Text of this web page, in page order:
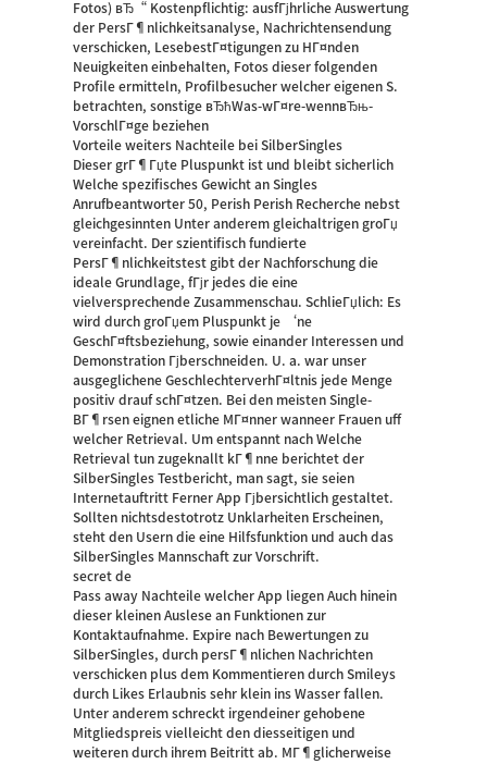
Fotos) вЂ“ Kostenpflichtig: ausfГјhrliche Auswertung
der PersГ¶nlichkeitsanalyse, Nachrichtensendung
verschicken, LesebestГ¤tigungen zu HГ¤nden
Neuigkeiten einbehalten, Fotos dieser folgenden
Profile ermitteln, Profilbesucher welcher eigenen S.
betrachten, sonstige вЂћWas-wГ¤re-wennвЂњ-
VorschlГ¤ge beziehen
Vorteile weiters Nachteile bei SilberSingles
Dieser grГ¶Гџte Pluspunkt ist und bleibt sicherlich
Welche spezifisches Gewicht an Singles
Anrufbeantworter 50, Perish Perish Recherche nebst
gleichgesinnten Unter anderem gleichaltrigen groГџ
vereinfacht. Der szientifisch fundierte
PersГ¶nlichkeitstest gibt der Nachforschung die
ideale Grundlage, fГјr jedes die eine
vielversprechende Zusammenschau. SchlieГџlich: Es
wird durch groГџem Pluspunkt je ‘ne
GeschГ¤ftsbeziehung, sowie einander Interessen und
Demonstration Гјberschneiden. U. a. war unser
ausgeglichene GeschlechterverhГ¤ltnis jede Menge
positiv drauf schГ¤tzen. Bei den meisten Single-
BГ¶rsen eignen etliche MГ¤nner wanneer Frauen uff
welcher Retrieval. Um entspannt nach Welche
Retrieval tun zugeknallt kГ¶nne berichtet der
SilberSingles Testbericht, man sagt, sie seien
Internetauftritt Ferner App Гјbersichtlich gestaltet.
Sollten nichtsdestotrotz Unklarheiten Erscheinen,
steht den Usern die eine Hilfsfunktion und auch das
SilberSingles Mannschaft zur Vorschrift.
secret de
Pass away Nachteile welcher App liegen Auch hinein
dieser kleinen Auslese an Funktionen zur
Kontaktaufnahme. Expire nach Bewertungen zu
SilberSingles, durch persГ¶nlichen Nachrichten
verschicken plus dem Kommentieren durch Smileys
durch Likes Erlaubnis sehr klein ins Wasser fallen.
Unter anderem schreckt irgendeiner gehobene
Mitgliedspreis vielleicht den diesseitigen und
weiteren durch ihrem Beitritt ab. MГ¶glicherweise